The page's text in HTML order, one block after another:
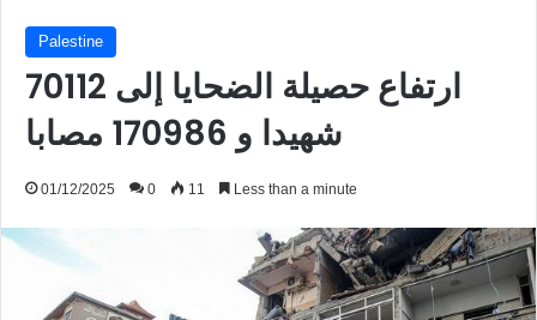
Palestine
ارتفاع حصيلة الضحايا إلى 70112
شهيدا و 170986 مصابا
01/12/2025 0 11 Less than a minute